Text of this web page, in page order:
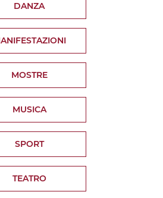
DANZA
MOSTRE
MUSICA
SPORT
TEATRO